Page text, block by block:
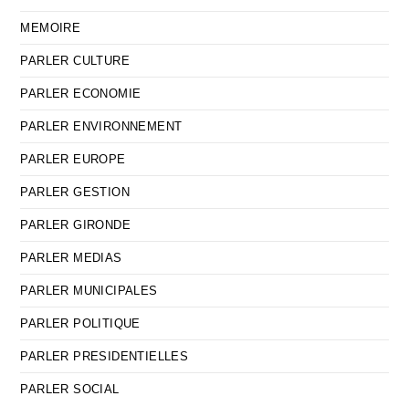
MEMOIRE
PARLER CULTURE
PARLER ECONOMIE
PARLER ENVIRONNEMENT
PARLER EUROPE
PARLER GESTION
PARLER GIRONDE
PARLER MEDIAS
PARLER MUNICIPALES
PARLER POLITIQUE
PARLER PRESIDENTIELLES
PARLER SOCIAL